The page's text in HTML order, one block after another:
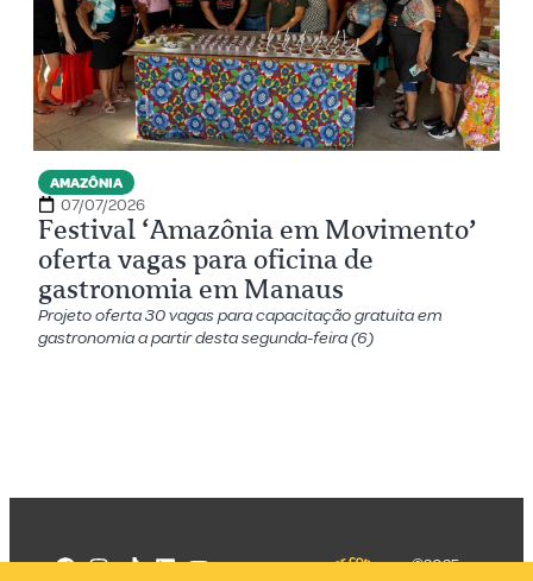
AMAZÔNIA
07/07/2026
Festival ‘Amazônia em Movimento’
oferta vagas para oficina de
gastronomia em Manaus
Projeto oferta 30 vagas para capacitação gratuita em
gastronomia a partir desta segunda-feira (6)
©2025